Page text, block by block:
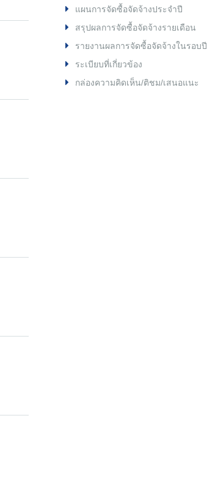
แผนการจัดซื้อจัดจ้างประจำปี
สรุปผลการจัดซื้อจัดจ้างรายเดือน
รายงานผลการจัดซื้อจัดจ้างในรอบปี
ระเบียบที่เกี่ยวข้อง
กล่องความคิดเห็น/ติชม/เสนอแนะ